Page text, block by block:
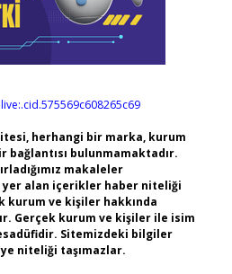
live:.cid.575569c608265c69
herhangi bir marka, kurum
bağlantısı bulunmamaktadır.
makaleler
yer alan içerikler haber niteliği
kurum ve kişiler hakkında
Gerçek kurum ve kişiler ile isim
Sitemizdeki bilgiler
niteliği taşımazlar.